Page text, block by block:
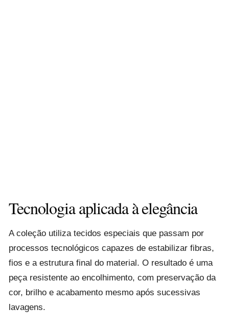
Tecnologia aplicada à elegância
A coleção utiliza tecidos especiais que passam por
processos tecnológicos capazes de estabilizar fibras,
fios e a estrutura final do material. O resultado é uma
peça resistente ao encolhimento, com preservação da
cor, brilho e acabamento mesmo após sucessivas
lavagens.